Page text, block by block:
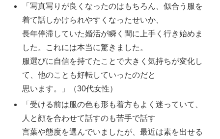
「写真写りが良くなったのはもちろん、似合う服を
着て話しかけられやすくなったせいか、
長年停滞していた婚活が瞬く間に上手く行き始めま
した。これには本当に驚きました。
服選びに自信を持てたことで大きく気持ちが変化し
て、他のことも好転していったのだと
思います。」（30代女性）
「受ける前は服の色も形も着方もよく迷っていて、
人と顔を合わせて話すのも苦手で話す
言葉や態度を選んでいましたが、最近は素を出せる